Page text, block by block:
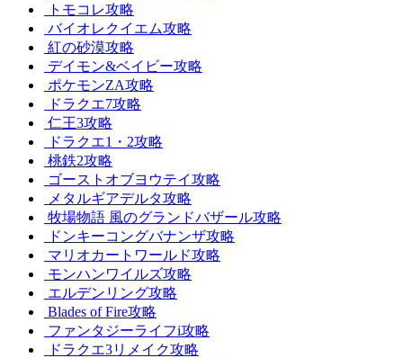
トモコレ攻略
バイオレクイエム攻略
紅の砂漠攻略
デイモン&ベイビー攻略
ポケモンZA攻略
ドラクエ7攻略
仁王3攻略
ドラクエ1・2攻略
桃鉄2攻略
ゴーストオブヨウテイ攻略
メタルギアデルタ攻略
牧場物語 風のグランドバザール攻略
ドンキーコングバナンザ攻略
マリオカートワールド攻略
モンハンワイルズ攻略
エルデンリング攻略
Blades of Fire攻略
ファンタジーライフi攻略
ドラクエ3リメイク攻略